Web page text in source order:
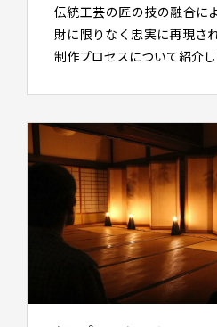
伝統工芸の匠の技の融合に
財に限りなく忠実に再現さ
制作プロセスについて紹介し